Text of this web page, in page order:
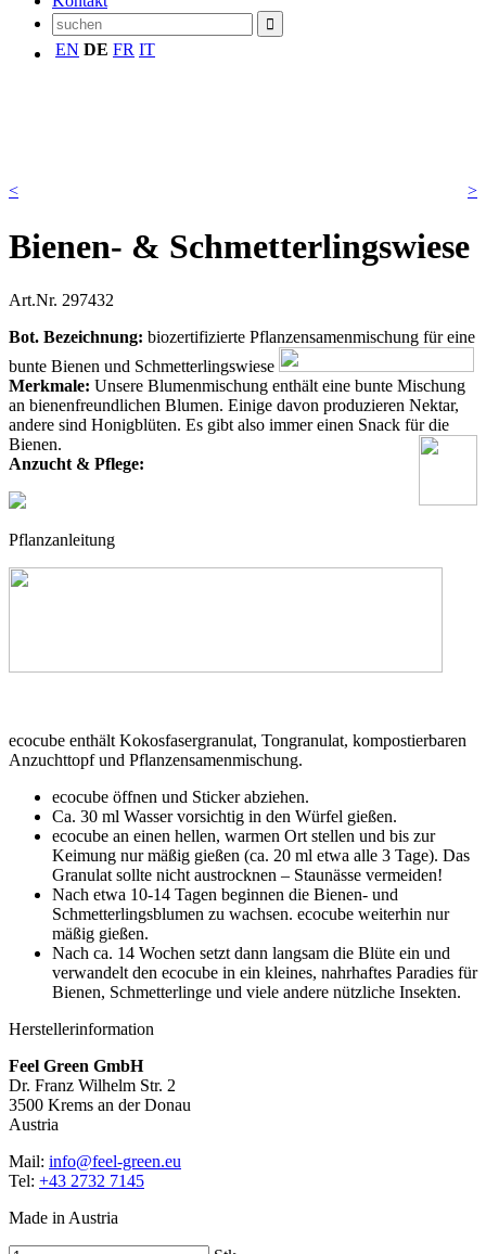
EN DE FR IT
< >
Bienen- & Schmetterlingswiese
Art.Nr. 297432
Bot. Bezeichnung: biozertifizierte Pflanzensamenmischung für eine
bunte Bienen und Schmetterlingswiese
Merkmale: Unsere Blumenmischung enthält eine bunte Mischung
an bienenfreundlichen Blumen. Einige davon produzieren Nektar,
andere sind Honigblüten. Es gibt also immer einen Snack für die
Bienen.
Anzucht & Pflege:
Pflanzanleitung
ecocube enthält Kokosfasergranulat, Tongranulat, kompostierbaren
Anzuchttopf und Pflanzensamenmischung.
ecocube öffnen und Sticker abziehen.
Ca. 30 ml Wasser vorsichtig in den Würfel gießen.
ecocube an einen hellen, warmen Ort stellen und bis zur
Keimung nur mäßig gießen (ca. 20 ml etwa alle 3 Tage). Das
Granulat sollte nicht austrocknen – Staunässe vermeiden!
Nach etwa 10-14 Tagen beginnen die Bienen- und
Schmetterlingsblumen zu wachsen. ecocube weiterhin nur
mäßig gießen.
Nach ca. 14 Wochen setzt dann langsam die Blüte ein und
verwandelt den ecocube in ein kleines, nahrhaftes Paradies für
Bienen, Schmetterlinge und viele andere nützliche Insekten.
Herstellerinformation
Feel Green GmbH
Dr. Franz Wilhelm Str. 2
3500 Krems an der Donau
Austria
Mail: info@feel-green.eu
Tel: +43 2732 7145
Made in Austria